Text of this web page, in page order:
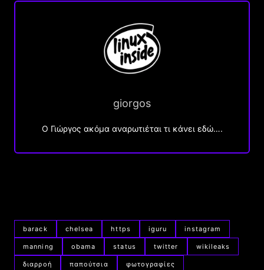
giorgos
Ο Γιώργος ακόμα αναρωτιέται τι κάνει εδώ….
barack chelsea https iguru instagram
manning obama status twitter wikileaks
διαρροή παπούτσια φωτογραφίες